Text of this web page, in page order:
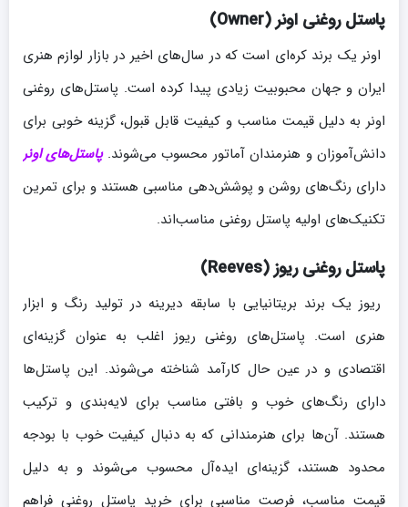
پاستل روغنی اونر (Owner)
اونر یک برند کره‌ای است که در سال‌های اخیر در بازار لوازم هنری
ایران و جهان محبوبیت زیادی پیدا کرده است. پاستل‌های روغنی
اونر به دلیل قیمت مناسب و کیفیت قابل قبول، گزینه خوبی برای
دانش‌آموزان و هنرمندان آماتور محسوب می‌شوند.پاستل‌های اونر
دارای رنگ‌های روشن و پوشش‌دهی مناسبی هستند و برای تمرین
تکنیک‌های اولیه پاستل روغنی مناسب‌اند.
پاستل روغنی ریوز (Reeves)
ریوز یک برند بریتانیایی با سابقه دیرینه در تولید رنگ و ابزار
هنری است. پاستل‌های روغنی ریوز اغلب به عنوان گزینه‌ای
اقتصادی و در عین حال کارآمد شناخته می‌شوند. این پاستل‌ها
دارای رنگ‌های خوب و بافتی مناسب برای لایه‌بندی و ترکیب
هستند. آن‌ها برای هنرمندانی که به دنبال کیفیت خوب با بودجه
محدود هستند، گزینه‌ای ایده‌آل محسوب می‌شوند و به دلیل
قیمت مناسب، فرصت مناسبی برای خرید پاستل روغنی فراهم